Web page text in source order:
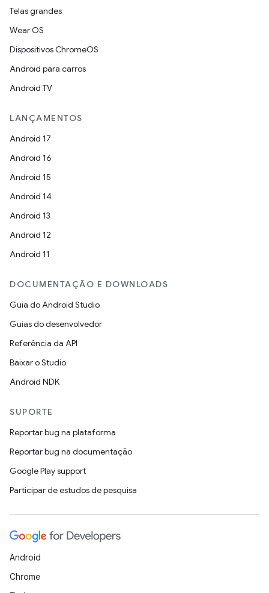
Telas grandes
Wear OS
Dispositivos ChromeOS
Android para carros
Android TV
LANÇAMENTOS
Android 17
Android 16
Android 15
Android 14
Android 13
Android 12
Android 11
DOCUMENTAÇÃO E DOWNLOADS
Guia do Android Studio
Guias do desenvolvedor
Referência da API
Baixar o Studio
Android NDK
SUPORTE
Reportar bug na plataforma
Reportar bug na documentação
Google Play support
Participar de estudos de pesquisa
Android
Chrome